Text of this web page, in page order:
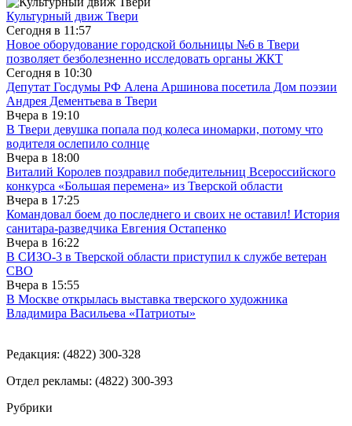
Культурный движ Твери
Сегодня в 11:57
Новое оборудование городской больницы №6 в Твери
позволяет безболезненно исследовать органы ЖКТ
Сегодня в 10:30
Депутат Госдумы РФ Алена Аршинова посетила Дом поэзии
Андрея Дементьева в Твери
Вчера в 19:10
В Твери девушка попала под колеса иномарки, потому что
водителя ослепило солнце
Вчера в 18:00
Виталий Королев поздравил победительниц Всероссийского
конкурса «Большая перемена» из Тверской области
Вчера в 17:25
Командовал боем до последнего и своих не оставил! История
санитара-разведчика Евгения Остапенко
Вчера в 16:22
В СИЗО-3 в Тверской области приступил к службе ветеран
СВО
Вчера в 15:55
В Москве открылась выставка тверского художника
Владимира Васильева «Патриоты»
Редакция: (4822) 300-328
Отдел рекламы: (4822) 300-393
Рубрики